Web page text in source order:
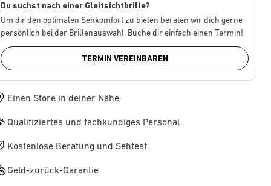
Du suchst nach einer Gleitsichtbrille?
Um dir den optimalen Sehkomfort zu bieten beraten wir dich gerne
persönlich bei der Brillenauswahl. Buche dir einfach einen Termin!
TERMIN VEREINBAREN
Einen Store in deiner Nähe
Qualifiziertes und fachkundiges Personal
Kostenlose Beratung und Sehtest
Geld-zurück-Garantie